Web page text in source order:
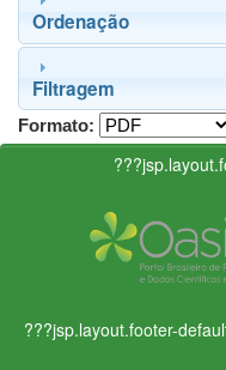
Ordenação
Filtragem
Formato:
???jsp.layout.footer-